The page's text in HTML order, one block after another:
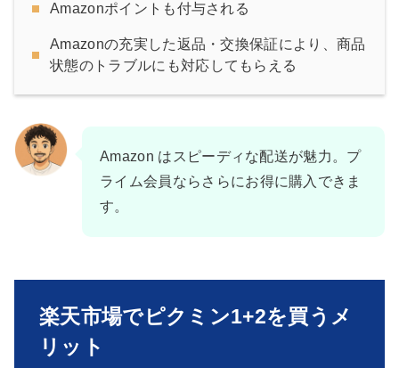
Amazonポイントも付与される
Amazonの充実した返品・交換保証により、商品
状態のトラブルにも対応してもらえる
Amazon はスピーディな配送が魅力。プ
ライム会員ならさらにお得に購入できま
す。
楽天市場でピクミン1+2を買うメ
リット